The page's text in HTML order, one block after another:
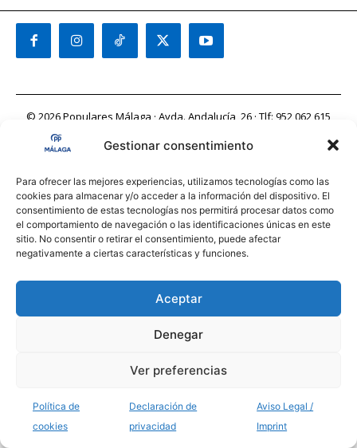
Gestionar consentimiento
Para ofrecer las mejores experiencias, utilizamos tecnologías como las
cookies para almacenar y/o acceder a la información del dispositivo. El
consentimiento de estas tecnologías nos permitirá procesar datos como
el comportamiento de navegación o las identificaciones únicas en este
sitio. No consentir o retirar el consentimiento, puede afectar
negativamente a ciertas características y funciones.
Aceptar
Denegar
Ver preferencias
Política de
cookies
Declaración de
privacidad
Aviso Legal /
Imprint
© 2026 Populares Málaga · Avda. Andalucía, 26 · Tlf: 952 062 615